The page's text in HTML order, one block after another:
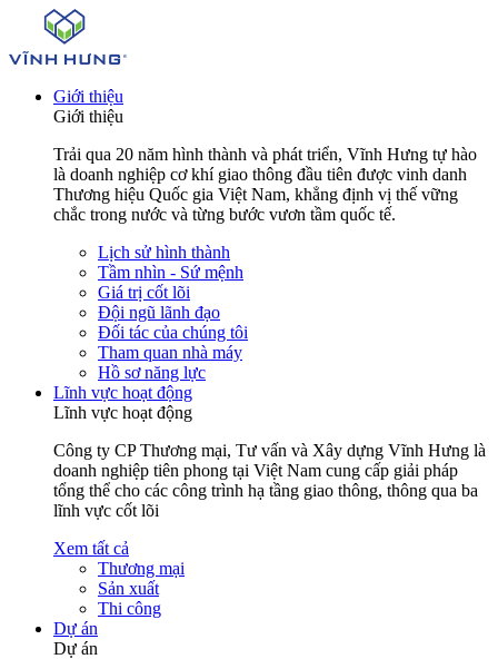
Giới thiệu
Giới thiệu
Trải qua 20 năm hình thành và phát triển, Vĩnh Hưng tự hào
là doanh nghiệp cơ khí giao thông đầu tiên được vinh danh
Thương hiệu Quốc gia Việt Nam, khẳng định vị thế vững
chắc trong nước và từng bước vươn tầm quốc tế.
Lịch sử hình thành
Tầm nhìn - Sứ mệnh
Giá trị cốt lõi
Đội ngũ lãnh đạo
Đối tác của chúng tôi
Tham quan nhà máy
Hồ sơ năng lực
Lĩnh vực hoạt động
Lĩnh vực hoạt động
Công ty CP Thương mại, Tư vấn và Xây dựng Vĩnh Hưng là
doanh nghiệp tiên phong tại Việt Nam cung cấp giải pháp
tổng thể cho các công trình hạ tầng giao thông, thông qua ba
lĩnh vực cốt lõi
Xem tất cả
Thương mại
Sản xuất
Thi công
Dự án
Dự án